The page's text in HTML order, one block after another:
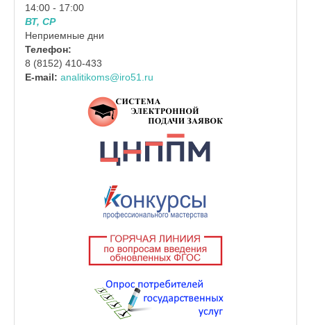
14:00 - 17:00
ВТ, СР
Неприемные дни
Телефон:
8 (8152) 410-433
E-mail: analitikoms@iro51.ru